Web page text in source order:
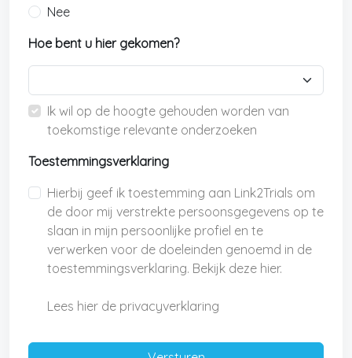
Nee
Hoe bent u hier gekomen?
Ik wil op de hoogte gehouden worden van
toekomstige relevante onderzoeken
Toestemmingsverklaring
Hierbij geef ik toestemming aan Link2Trials om
de door mij verstrekte persoonsgegevens op te
slaan in mijn persoonlijke profiel en te
verwerken voor de doeleinden genoemd in de
toestemmingsverklaring. Bekijk deze hier.
Lees hier de privacyverklaring